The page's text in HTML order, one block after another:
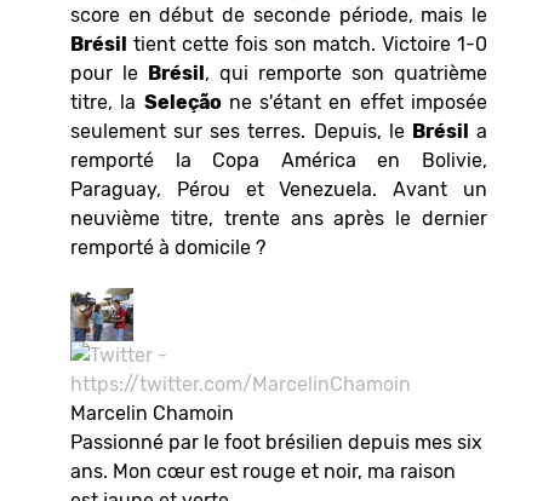
score en début de seconde période, mais le
Brésil tient cette fois son match. Victoire 1-0
pour le Brésil, qui remporte son quatrième
titre, la Seleçãone s'étant en effet imposée
seulement sur ses terres. Depuis, le Brésil a
remporté la Copa América en Bolivie,
Paraguay, Pérou et Venezuela. Avant un
neuvième titre, trente ans après le dernier
remporté à domicile ?
Marcelin Chamoin
Passionné par le foot brésilien depuis mes six
ans. Mon cœur est rouge et noir, ma raison